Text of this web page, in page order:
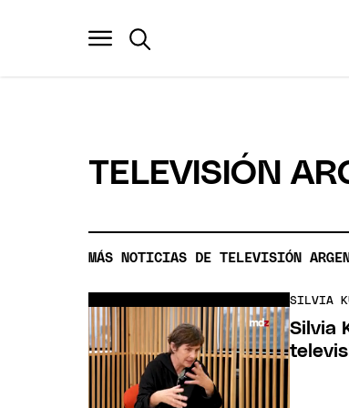
TELEVISIÓN
MÁS NOTICIAS DE TELEVISIÓN
SILVIA
Silvia